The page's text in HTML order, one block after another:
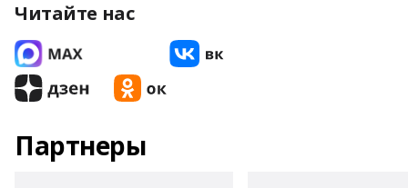
Читайте нас
Партнеры